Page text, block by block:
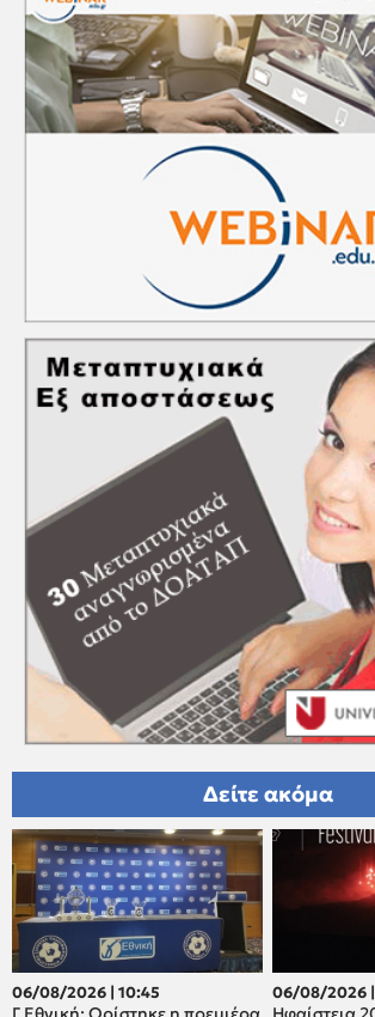
Δείτε ακόμα
06/08/2026 | 10:45 06/08/2026